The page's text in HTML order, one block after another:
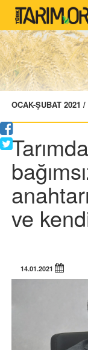
OCAK-ŞUBAT 2021
Tarımda
ve
14.01.2021